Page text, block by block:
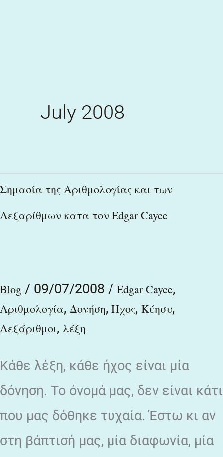
July 2008
Σημασία της Αριθμολογίας και των
Λεξαρίθμων κατα τον Edgar Cayce
Blog / 09/07/2008 / Edgar Cayce,
Αριθμολογία, Δονήση, Ηχος, Κέησυ,
Λεξάριθμοι, λέξη
Κάθε λέξη, κάθε ήχος είναι μία
δόνηση. Το όνομά μας, δεν είναι κάτι
που μας δόθηκε τυχαία. Έστω κι αν
στη βάπτισή μας, μία διαφωνία, μία
Σημασία
Αριθμολογίας
Λεξαρίθμων
κατα
τον
Cayce